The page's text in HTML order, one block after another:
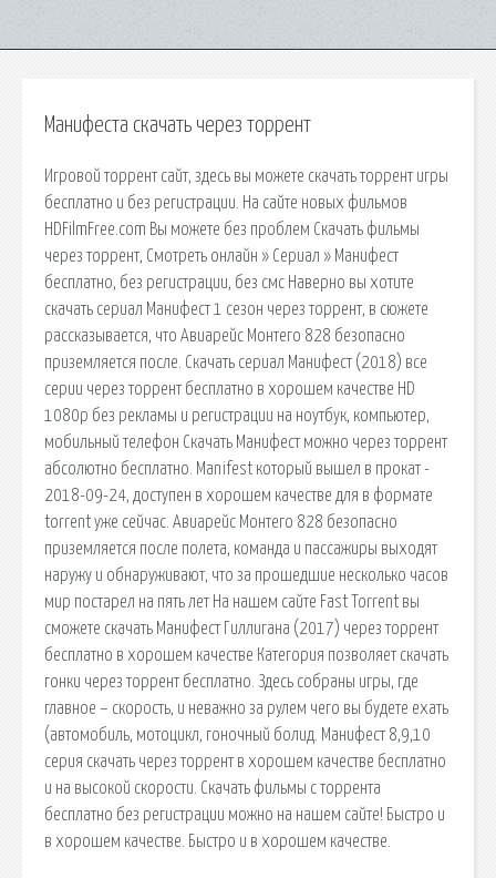
Манифеста скачать через торрент
Игровой торрент сайт, здесь вы можете скачать торрент игры
бесплатно и без регистрации. На сайте новых фильмов
HDFilmFree.com Вы можете без проблем Скачать фильмы
через торрент, Смотреть онлайн » Сериал » Манифест
бесплатно, без регистрации, без смс Наверно вы хотите
скачать сериал Манифест 1 сезон через торрент, в сюжете
рассказывается, что Авиарейс Монтего 828 безопасно
приземляется после. Скачать сериал Манифест (2018) все
серии через торрент бесплатно в хорошем качестве HD
1080p без рекламы и регистрации на ноутбук, компьютер,
мобильный телефон Скачать Манифест можно через торрент
абсолютно бесплатно. Manifest который вышел в прокат -
2018-09-24, доступен в хорошем качестве для в формате
torrent уже сейчас. Авиарейс Монтего 828 безопасно
приземляется после полета, команда и пассажиры выходят
наружу и обнаруживают, что за прошедшие несколько часов
мир постарел на пять лет На нашем сайте Fast Torrent вы
сможете скачать Манифест Гиллигана (2017) через торрент
бесплатно в хорошем качестве Категория позволяет скачать
гонки через торрент бесплатно. Здесь собраны игры, где
главное – скорость, и неважно за рулем чего вы будете ехать
(автомобиль, мотоцикл, гоночный болид. Манифест 8,9,10
серия скачать через торрент в хорошем качестве бесплатно
и на высокой скорости. Скачать фильмы с торрента
бесплатно без регистрации можно на нашем сайте! Быстро и
в хорошем качестве. Быстро и в хорошем качестве.